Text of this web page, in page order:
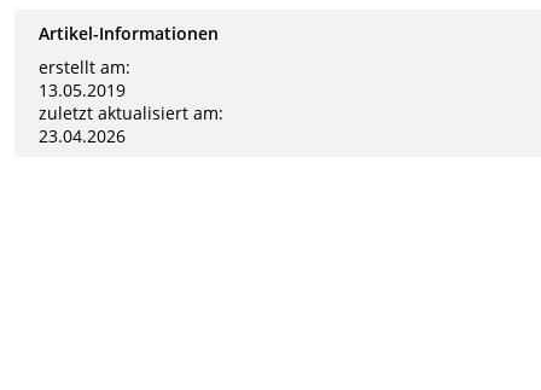
Artikel-Informationen
erstellt am:
13.05.2019
zuletzt aktualisiert am:
23.04.2026